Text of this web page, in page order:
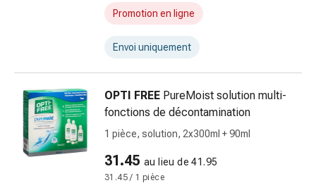
compression
et
de
Circulation
sanguine
Arrêter
Promotion en ligne
Envoi uniquement
OPTI FREE PureMoist solution multi-
fonctions de décontamination
1 pièce, solution, 2x300ml + 90ml
31.45 au lieu de 41.95
31.45 / 1 pièce